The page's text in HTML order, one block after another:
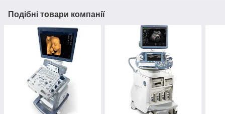
Подібні товари компанії